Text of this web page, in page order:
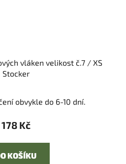
vláken velikost č.7 / XS
Stocker
obvykle do 6-10 dní.
178 Kč
KOŠÍKU